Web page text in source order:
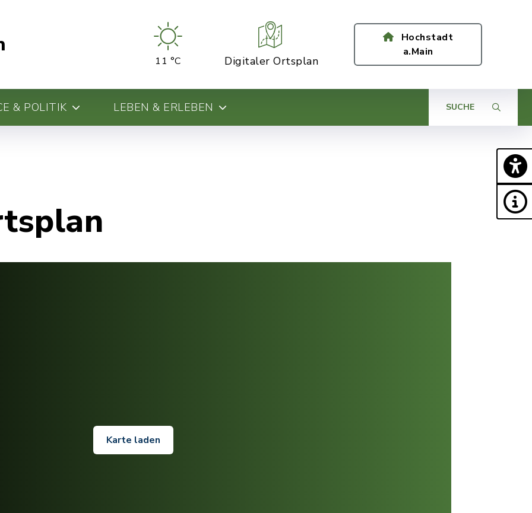
11 °C Digitaler Ortsplan
Hochstadt
a.Main
& POLITIK LEBEN & ERLEBEN SUCHE
Karte laden